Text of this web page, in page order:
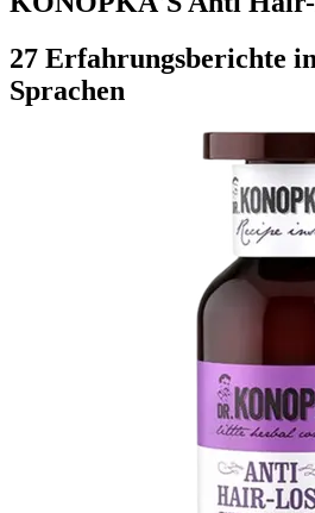
27 Erfahrungsberichte
Sprachen